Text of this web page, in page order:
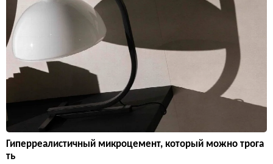
Гиперреалистичный микроцемент, который можно трога
ть